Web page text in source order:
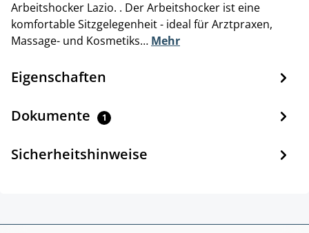
Arbeitshocker Lazio. . Der Arbeitshocker ist eine
komfortable Sitzgelegenheit - ideal für Arztpraxen,
Massage- und Kosmetiks… Mehr
Eigenschaften
Dokumente 1
Sicherheitshinweise